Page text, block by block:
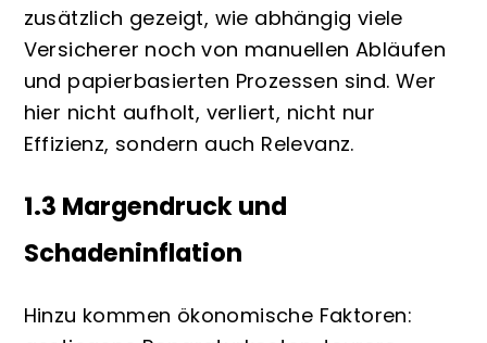
zusätzlich gezeigt, wie abhängig viele
Versicherer noch von manuellen Abläufen
und papierbasierten Prozessen sind. Wer
hier nicht aufholt, verliert, nicht nur
Effizienz, sondern auch Relevanz.
1.3 Margendruck und
Schadeninflation
Hinzu kommen ökonomische Faktoren: